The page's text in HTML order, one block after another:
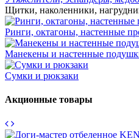
Щитки, наколенники,
Ринги, октагоны, настенные
Манекены и настенные
Сумки и рюкзаки
Акционные товары